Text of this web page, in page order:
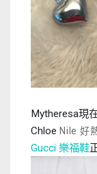
Mytheresa現
Chloe Nile 好
Gucci 樂福鞋